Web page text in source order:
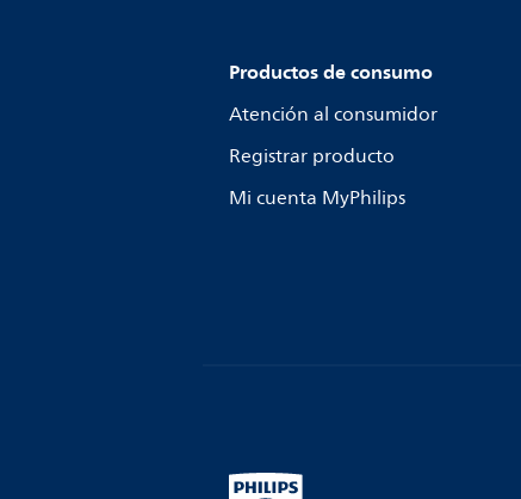
Productos de consumo
Atención al consumidor
Registrar producto
Mi cuenta MyPhilips